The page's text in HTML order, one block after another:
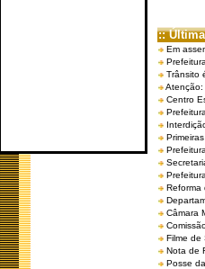
::
Em
Trânsito
Atenção:
Centro
Reforma
Câmara
Filme de
Nota de
Posse